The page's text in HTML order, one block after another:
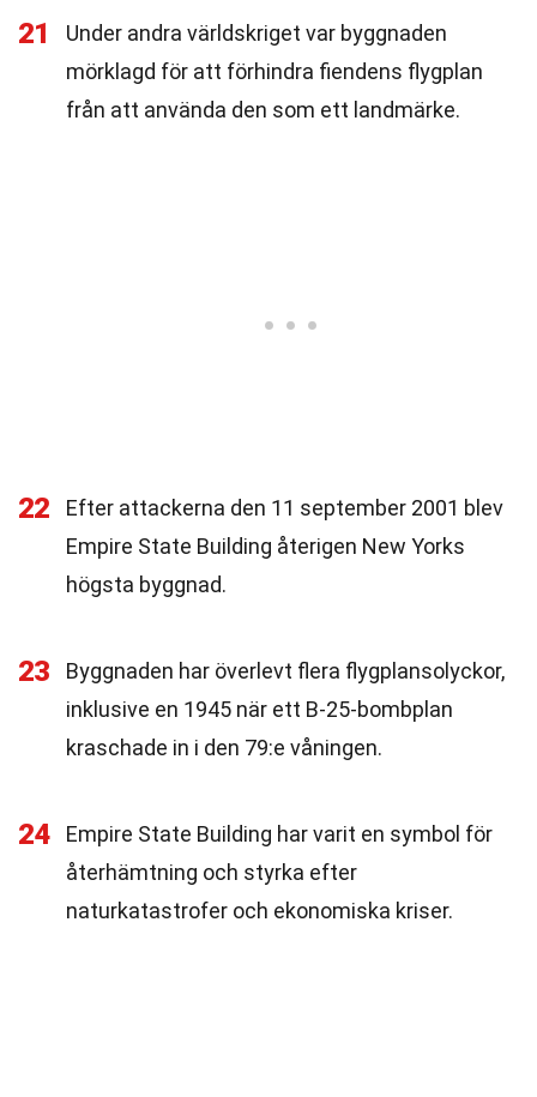
21
Under andra världskriget var byggnaden
mörklagd för att förhindra fiendens flygplan
från att använda den som ett landmärke.
22
Efter attackerna den 11 september 2001 blev
Empire State Building återigen New Yorks
högsta byggnad.
23
Byggnaden har överlevt flera flygplansolyckor,
inklusive en 1945 när ett B-25-bombplan
kraschade in i den 79:e våningen.
24
Empire State Building har varit en symbol för
återhämtning och styrka efter
naturkatastrofer och ekonomiska kriser.